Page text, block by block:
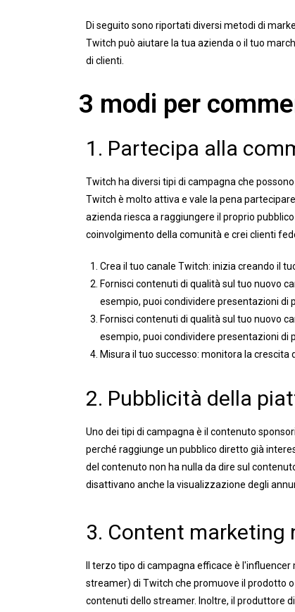
Di seguito sono riportati diversi metodi di
Twitch può aiutare la tua azienda o il tuo
di clienti.
3 modi per
1. Partecipa alla
Twitch ha diversi tipi di campagna che
Twitch è molto attiva e vale la pena
azienda riesca a raggiungere il proprio
coinvolgimento della comunità e crei clienti
Crea il tuo canale Twitch: inizia creando il
Fornisci contenuti di qualità sul tuo nuovo
esempio, puoi condividere presentazioni di
Fornisci contenuti di qualità sul tuo nuovo
esempio, puoi condividere presentazioni di
Misura il tuo successo: monitora la
2. Pubblicità della
Uno dei tipi di campagna è il contenuto
perché raggiunge un pubblico diretto già
del contenuto non ha nulla da dire sul
disattivano anche la visualizzazione degli
3. Content marketing
Il terzo tipo di campagna efficace è
streamer) di Twitch che promuove il prodotto
contenuti dello streamer. Inoltre, il produttore